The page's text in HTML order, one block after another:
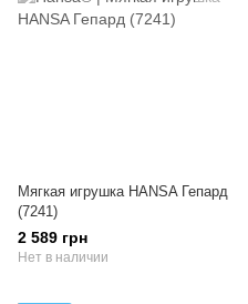
Мягкая игрушка HANSA Гепард
(7241)
2 589 грн
Нет в наличии